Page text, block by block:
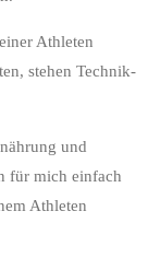
Athleten
stehen Technik-
und
für mich einfach
Athleten